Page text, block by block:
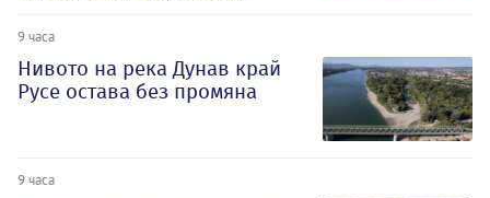
9 часа
Нивото на река Дунав край
Русе остава без промяна
9 часа